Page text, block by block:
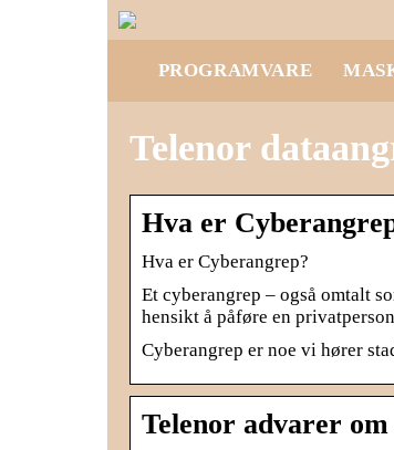
PROGRAMVARE
Telenor
Hva er
Hva er Cyberangrep?
Et cyberangrep – også omtalt
hensikt å påføre en
Cyberangrep er noe vi hører
Telenor advarer